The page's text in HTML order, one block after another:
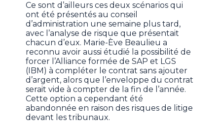
Ce sont d’ailleurs ces deux scénarios qui
ont été présentés au conseil
d’administration une semaine plus tard,
avec l’analyse de risque que présentait
chacun d’eux. Marie-Ève Beaulieu a
reconnu avoir aussi étudié la possibilité de
forcer l’Alliance formée de SAP et LGS
(IBM) à compléter le contrat sans ajouter
d’argent, alors que l’enveloppe du contrat
serait vide à compter de la fin de l’année.
Cette option a cependant été
abandonnée en raison des risques de litige
devant les tribunaux.